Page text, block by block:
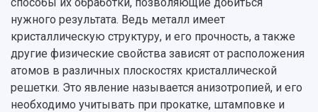
нужного результата. Ведь металл имеет
кристаллическую структуру, и его прочность, а также
другие физические свойства зависят от расположения
атомов в различных плоскостях кристаллической
решетки. Это явление называется анизотропией, и его
необходимо учитывать при прокатке, штамповке и